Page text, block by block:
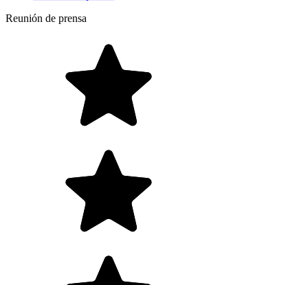
Reunión de prensa